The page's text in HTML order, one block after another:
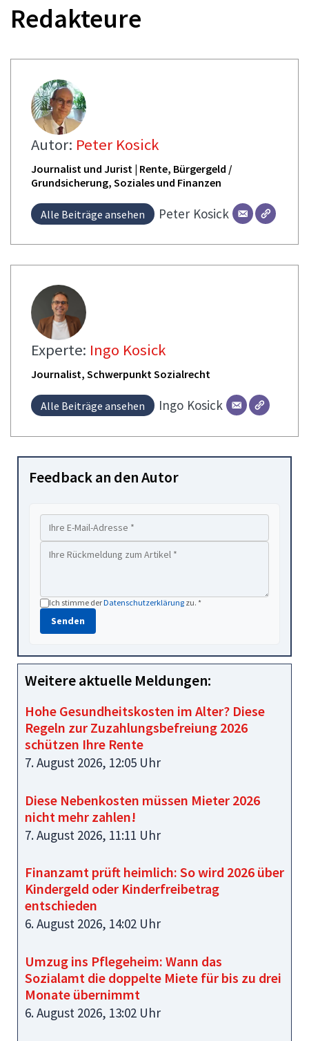
Redakteure
Autor: Peter Kosick
Journalist und Jurist | Rente, Bürgergeld /
Grundsicherung, Soziales und Finanzen
Alle Beiträge ansehen Peter Kosick
Experte: Ingo Kosick
Journalist, Schwerpunkt Sozialrecht
Alle Beiträge ansehen Ingo Kosick
Feedback an den Autor
Ich stimme derDatenschutzerklärung zu. *
Senden
Weitere aktuelle Meldungen:
Hohe Gesundheitskosten im Alter? Diese
Regeln zur Zuzahlungsbefreiung 2026
schützen Ihre Rente
7. August 2026, 12:05 Uhr
Diese Nebenkosten müssen Mieter 2026
nicht mehr zahlen!
7. August 2026, 11:11 Uhr
Finanzamt prüft heimlich: So wird 2026 über
Kindergeld oder Kinderfreibetrag
entschieden
6. August 2026, 14:02 Uhr
Umzug ins Pflegeheim: Wann das
Sozialamt die doppelte Miete für bis zu drei
Monate übernimmt
6. August 2026, 13:02 Uhr